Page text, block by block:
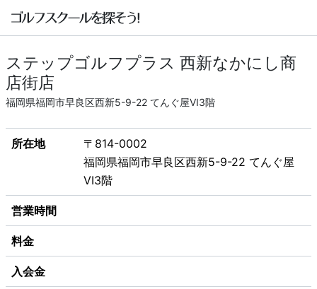
ステップゴルフプラス 西新なかにし商
店街店
福岡県福岡市早良区西新5-9-22 てんぐ屋VI3階
所在地
〒814-0002
福岡県福岡市早良区西新5-9-22 てんぐ屋
VI3階
営業時間
料金
入会金